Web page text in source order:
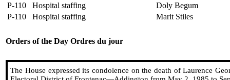
P-110
Hospital staffing
Doly Begum
P-110
Hospital staffing Marit Stiles
Orders of the Day Ordres du jour
The House expressed its condolence on the death of Laurence